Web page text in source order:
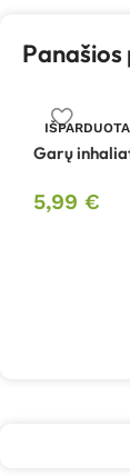
Panašios
IŠPARDUOTA
Garų
5,99 €